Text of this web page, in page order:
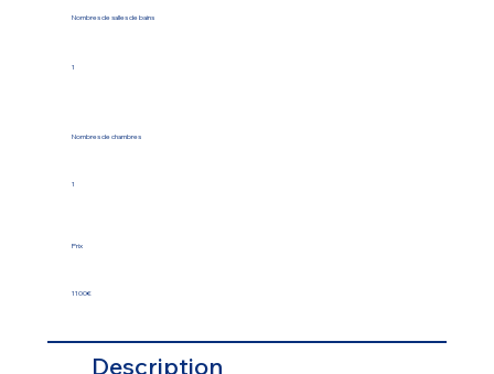
Nombres de salles de bains
1
Nombres de chambres
1
Prix
1100€
Description